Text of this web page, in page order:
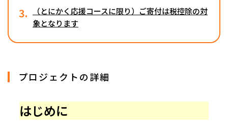
3.
（とにかく応援コースに限り）ご寄付は税控除の対
象となります
プロジェクトの詳細
はじめに